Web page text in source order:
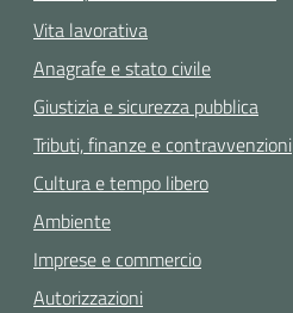
Vita lavorativa
Anagrafe e stato civile
Giustizia e sicurezza pubblica
Tributi, finanze e contravvenzioni
Cultura e tempo libero
Ambiente
Imprese e commercio
Autorizzazioni